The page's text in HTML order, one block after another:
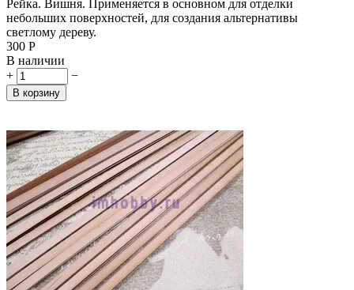
Рейка. Вишня. Применяется в основном для отделки
небольших поверхностей, для создания альтернативы
светлому дереву.
‍300‍ Р
В наличии
+
−
В корзину